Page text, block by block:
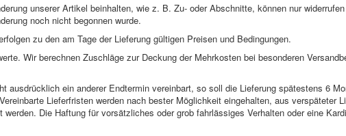
unserer Artikel beinhalten, wie z. B. Zu- oder Abschnitte, können nur
noch nicht begonnen wurde.
zu den am Tage der Lieferung gültigen Preisen und Bedingungen.
Wir berechnen Zuschläge zur Deckung der Mehrkosten bei besonderen
ausdrücklich ein anderer Endtermin vereinbart, so soll die Lieferung spätestens 6
Lieferfristen werden nach bester Möglichkeit eingehalten, aus verspäteter
werden. Die Haftung für vorsätzliches oder grob fahrlässiges Verhalten oder eine